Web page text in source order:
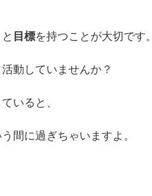
目標を持つことが大切です。
動していませんか？
いると、
間に過ぎちゃいますよ。